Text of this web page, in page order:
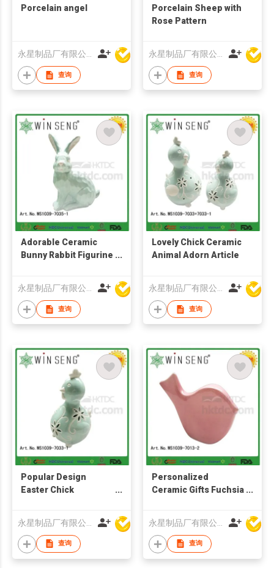
Porcelain angel
查询
Porcelain Sheep with
Rose Pattern
查询
Adorable Ceramic
Bunny Rabbit Figurine
永星制品厂有限公司
查询
Lovely Chick Ceramic
Animal Adorn Article
永星制品厂有限公司
查询
Popular Design
Easter Chick
查询
Personalized
Ceramic Gifts Fuchsia
查询